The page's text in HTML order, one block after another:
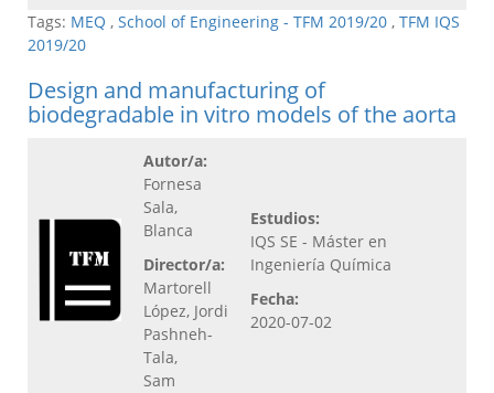
Tags: MEQ , School of Engineering - TFM 2019/20 , TFM IQS
2019/20
Design and manufacturing of
biodegradable in vitro models of the aorta
Autor/a:
Fornesa
Sala,
Blanca
Director/a:
Martorell
López, Jordi
Pashneh-
Tala,
Sam
Estudios:
IQS SE - Máster en
Ingeniería Química
Fecha:
2020-07-02